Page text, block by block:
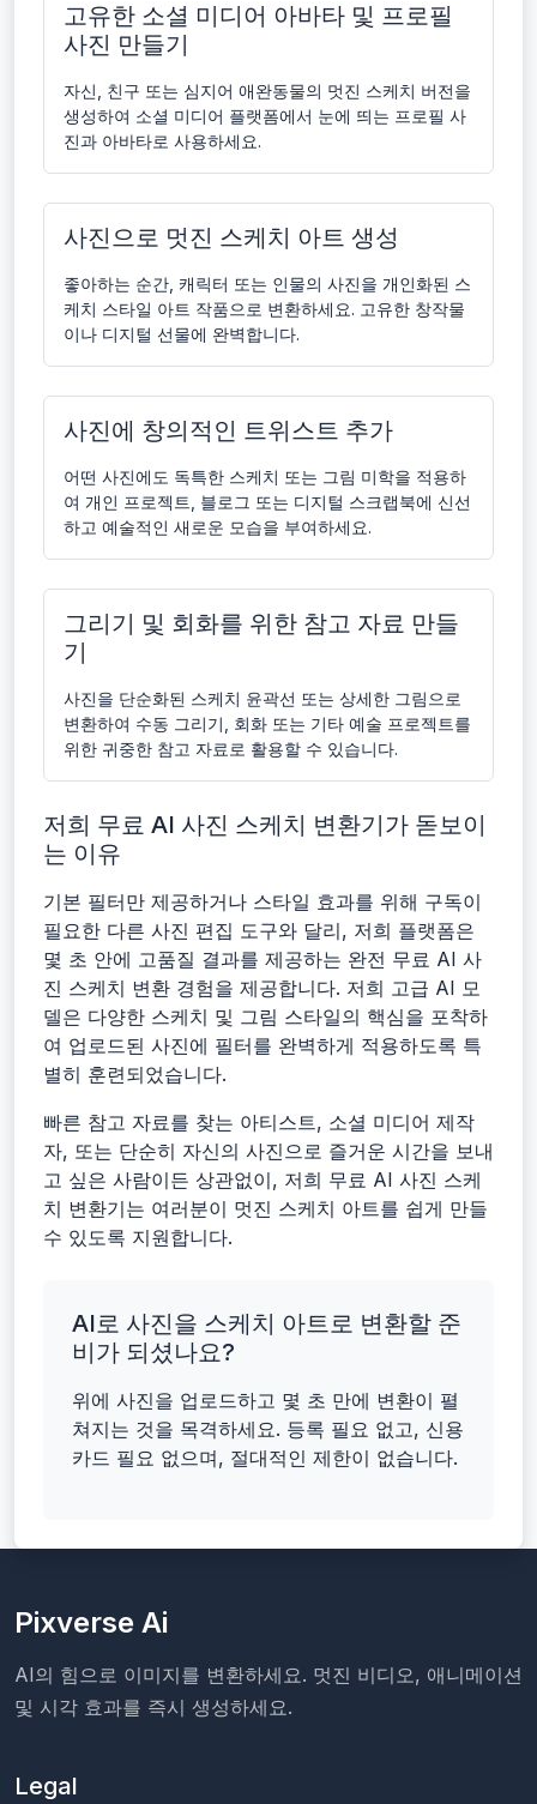
고유한 소셜 미디어 아바타 및 프로필
사진 만들기
자신, 친구 또는 심지어 애완동물의 멋진 스케치 버전을
생성하여 소셜 미디어 플랫폼에서 눈에 띄는 프로필 사
진과 아바타로 사용하세요.
사진으로 멋진 스케치 아트 생성
좋아하는 순간, 캐릭터 또는 인물의 사진을 개인화된 스
케치 스타일 아트 작품으로 변환하세요. 고유한 창작물
이나 디지털 선물에 완벽합니다.
사진에 창의적인 트위스트 추가
어떤 사진에도 독특한 스케치 또는 그림 미학을 적용하
여 개인 프로젝트, 블로그 또는 디지털 스크랩북에 신선
하고 예술적인 새로운 모습을 부여하세요.
그리기 및 회화를 위한 참고 자료 만들
기
사진을 단순화된 스케치 윤곽선 또는 상세한 그림으로
변환하여 수동 그리기, 회화 또는 기타 예술 프로젝트를
위한 귀중한 참고 자료로 활용할 수 있습니다.
저희 무료 AI 사진 스케치 변환기가 돋보이
는 이유
기본 필터만 제공하거나 스타일 효과를 위해 구독이
필요한 다른 사진 편집 도구와 달리, 저희 플랫폼은
몇 초 안에 고품질 결과를 제공하는 완전 무료 AI 사
진 스케치 변환 경험을 제공합니다. 저희 고급 AI 모
델은 다양한 스케치 및 그림 스타일의 핵심을 포착하
여 업로드된 사진에 필터를 완벽하게 적용하도록 특
별히 훈련되었습니다.
빠른 참고 자료를 찾는 아티스트, 소셜 미디어 제작
자, 또는 단순히 자신의 사진으로 즐거운 시간을 보내
고 싶은 사람이든 상관없이, 저희 무료 AI 사진 스케
치 변환기는 여러분이 멋진 스케치 아트를 쉽게 만들
수 있도록 지원합니다.
AI로 사진을 스케치 아트로 변환할 준
비가 되셨나요?
위에 사진을 업로드하고 몇 초 만에 변환이 펼
쳐지는 것을 목격하세요. 등록 필요 없고, 신용
카드 필요 없으며, 절대적인 제한이 없습니다.
Pixverse Ai
AI의 힘으로 이미지를 변환하세요. 멋진 비디오, 애니메이션
및 시각 효과를 즉시 생성하세요.
Legal